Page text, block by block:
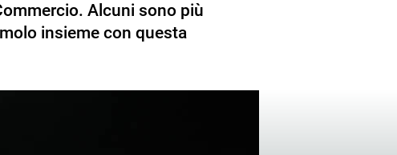
Alcuni sono più
insieme con questa